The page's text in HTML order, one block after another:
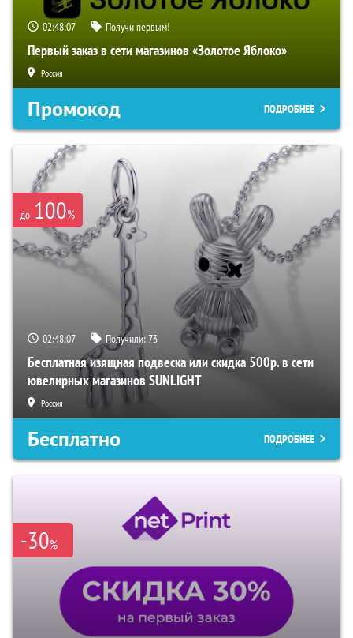
02:48:06 Получи первым!
Первый заказ в сети магазинов «Золотое Яблоко»
Россия
Промокод ПОДРОБНЕЕ
до 100%
02:48:06 Получили:73
Бесплатная изящная подвеска или скидка 500р. в сети
ювелирных магазинов SUNLIGHT
Россия
Бесплатно ПОДРОБНЕЕ
-30%